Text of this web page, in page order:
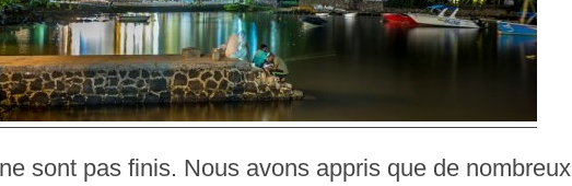
sont pas finis. Nous avons appris que de nombreux